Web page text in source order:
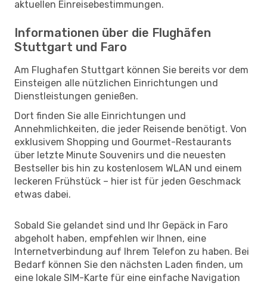
aktuellen Einreisebestimmungen.
Informationen über die Flughäfen
Stuttgart und Faro
Am Flughafen Stuttgart können Sie bereits vor dem
Einsteigen alle nützlichen Einrichtungen und
Dienstleistungen genießen.
Dort finden Sie alle Einrichtungen und
Annehmlichkeiten, die jeder Reisende benötigt. Von
exklusivem Shopping und Gourmet-Restaurants
über letzte Minute Souvenirs und die neuesten
Bestseller bis hin zu kostenlosem WLAN und einem
leckeren Frühstück – hier ist für jeden Geschmack
etwas dabei.
Sobald Sie gelandet sind und Ihr Gepäck in Faro
abgeholt haben, empfehlen wir Ihnen, eine
Internetverbindung auf Ihrem Telefon zu haben. Bei
Bedarf können Sie den nächsten Laden finden, um
eine lokale SIM-Karte für eine einfache Navigation